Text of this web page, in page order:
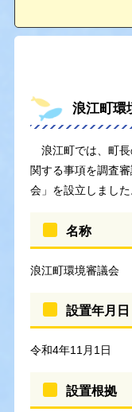
浪江町環
浪江町では、町長
関する事項を調査
会」を設立しました
名称
浪江町環境審議会
設置年月日
令和4年11月1日
設置根拠